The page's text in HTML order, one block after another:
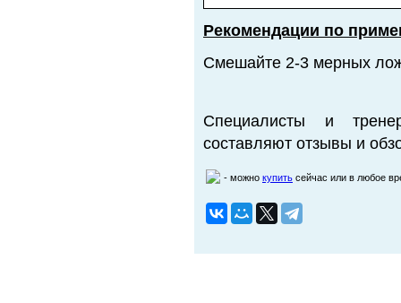
Рекомендации по
Смешайте 2-3 мерных
Специалисты и
составляют отзывы и
- можно купить сейчас или в любое